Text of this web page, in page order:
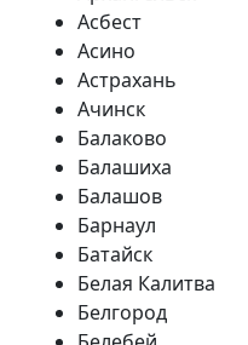
Асбест
Асино
Астрахань
Ачинск
Балаково
Балашиха
Балашов
Барнаул
Батайск
Белая Калитва
Белгород